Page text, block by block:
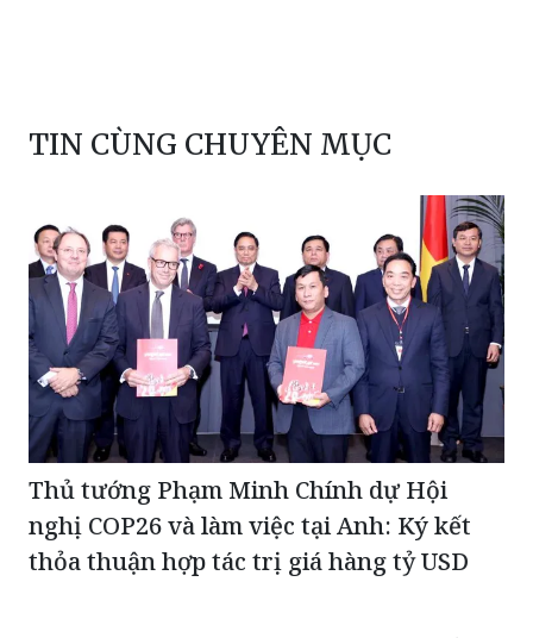
TIN CÙNG CHUYÊN MỤC
Thủ tướng Phạm Minh Chính dự Hội
nghị COP26 và làm việc tại Anh: Ký kết
thỏa thuận hợp tác trị giá hàng tỷ USD